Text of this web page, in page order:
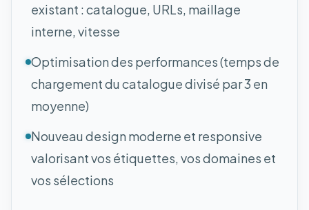
existant : catalogue, URLs, maillage
interne, vitesse
Optimisation des performances (temps de
chargement du catalogue divisé par 3 en
moyenne)
Nouveau design moderne et responsive
valorisant vos étiquettes, vos domaines et
vos sélections